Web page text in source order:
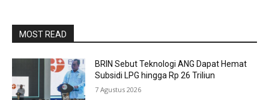
MOST READ
BRIN Sebut Teknologi ANG Dapat Hemat
Subsidi LPG hingga Rp 26 Triliun
7 Agustus 2026